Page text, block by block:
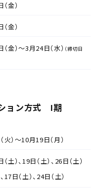
金）
金）
金）～3月24日（水） （締切日
ョン方式 Ⅰ期
）～10月19日（月）
）、19日（土）、26日（土）
日（土）、24日（土）